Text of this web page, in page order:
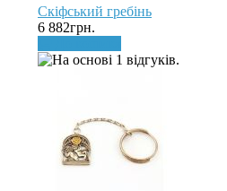
Скіфський гребінь
6 882грн.